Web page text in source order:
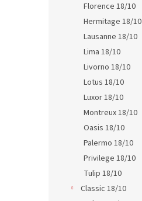
Florence 18/10
Hermitage 18/10
Lausanne 18/10
Lima 18/10
Livorno 18/10
Lotus 18/10
Luxor 18/10
Montreux 18/10
Oasis 18/10
Palermo 18/10
Privilege 18/10
Tulip 18/10
Classic 18/10